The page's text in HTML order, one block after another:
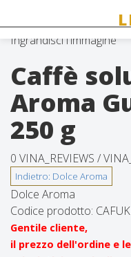
Ingrandisci l'immagine
Caffè
Aroma
250 g
0 VINA_REVIEWS /
Dolce Aroma
Codice prodotto:
Gentile cliente,
il prezzo dell'ordine e